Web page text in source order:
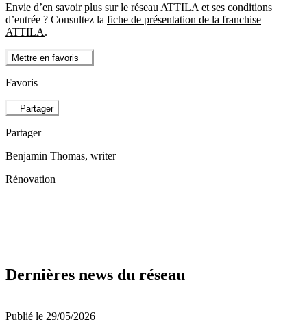
Envie d’en savoir plus sur le réseau ATTILA et ses conditions
d’entrée ? Consultez la fiche de présentation de la franchise
ATTILA.
Mettre en favoris
Favoris
Partager
Partager
Benjamin Thomas, writer
Rénovation
Dernières news du réseau
Publié le 29/05/2026